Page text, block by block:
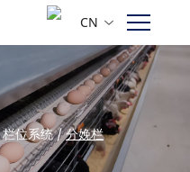
CN
栏位系统 / 分娩栏